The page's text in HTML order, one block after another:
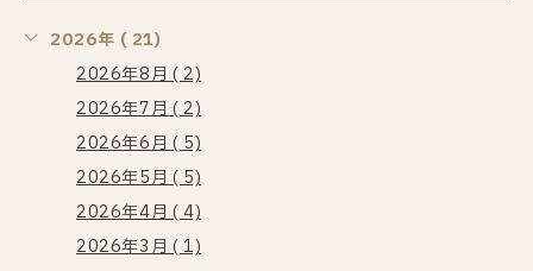
2026年 ( 21)
2026年8月 ( 2)
2026年7月 ( 2)
2026年6月 ( 5)
2026年5月 ( 5)
2026年4月 ( 4)
2026年3月 ( 1)